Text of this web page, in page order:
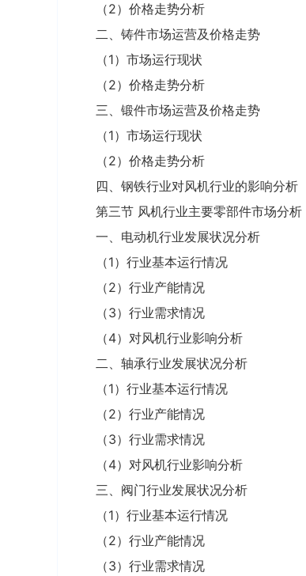
（2）价格走势分析
二、铸件市场运营及价格走势
（1）市场运行现状
（2）价格走势分析
三、锻件市场运营及价格走势
（1）市场运行现状
（2）价格走势分析
四、钢铁行业对风机行业的影响分析
第三节 风机行业主要零部件市场分析
一、电动机行业发展状况分析
（1）行业基本运行情况
（2）行业产能情况
（3）行业需求情况
（4）对风机行业影响分析
二、轴承行业发展状况分析
（1）行业基本运行情况
（2）行业产能情况
（3）行业需求情况
（4）对风机行业影响分析
三、阀门行业发展状况分析
（1）行业基本运行情况
（2）行业产能情况
（3）行业需求情况